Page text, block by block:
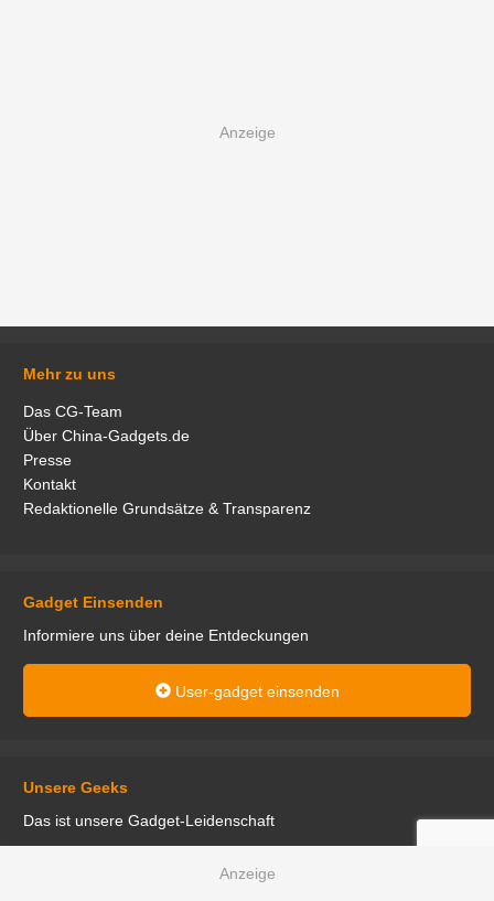
Mehr zu uns
Das CG-Team
Über China-Gadgets.de
Presse
Kontakt
Redaktionelle Grundsätze & Transparenz
Gadget Einsenden
Informiere uns über deine Entdeckungen
User-gadget einsenden
Unsere Geeks
Das ist unsere Gadget-Leidenschaft
Aktuell interessiert mich vor allem das Thema E-